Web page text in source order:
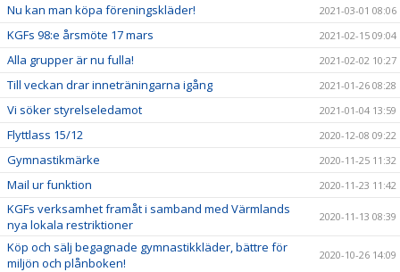
Nu kan man köpa föreningskläder! 2021-03-01 08:06
KGFs 98:e årsmöte 17 mars 2021-02-15 09:04
Alla grupper är nu fulla! 2021-02-02 10:27
Till veckan drar inneträningarna igång 2021-01-26 08:28
Vi söker styrelseledamot 2021-01-04 13:59
Flyttlass 15/12 2020-12-08 09:22
Gymnastikmärke 2020-11-25 11:32
Mail ur funktion 2020-11-23 11:42
KGFs verksamhet framåt i samband med Värmlands
nya lokala restriktioner
2020-11-13 08:39
Köp och sälj begagnade gymnastikkläder, bättre för
miljön och plånboken!
2020-10-26 14:09